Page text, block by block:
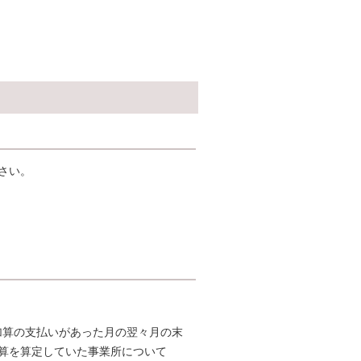
い。
の支払いがあった月の翌々月の末
を算定していた事業所について